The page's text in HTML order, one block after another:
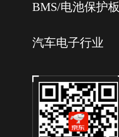
BMS/电池保护板
汽车电子行业